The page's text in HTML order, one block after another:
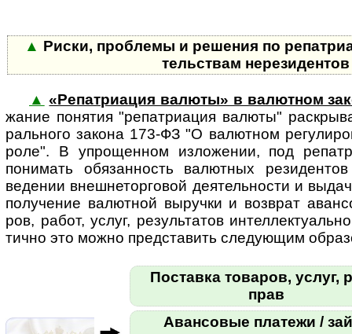
▲ Риски, проблемы и решения по
тель­ствам
▲ «Репатриация валюты» в валютном
жа­ние по­ня­тия "ре­пат­ри­а­ция ва­лю­ты"
раль­ного закона 173-ФЗ "О валют­ном
роле". В упро­щен­ном изло­же­нии, под
пони­мать обя­зан­ность валют­ных
веде­нии внеш­не­тор­го­вой дея­тель­но­сти и
полу­че­ние валют­ной выручки и возв­рат
ров, работ, услуг, резуль­та­тов
ти­чно это можно пред­ста­вить сле­ду­ющим
Поставка товаров, услуг,
прав
Авансовые платежи /